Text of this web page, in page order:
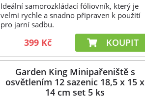
Ideální samorozkládací fóliovník, který je
velmi rychle a snadno připraven k použití
pro jarní sadbu.
399 Kč KOUPIT
Garden King Minipařeniště s
osvětlením 12 sazenic 18,5 x 15 x
14 cm set 5 ks